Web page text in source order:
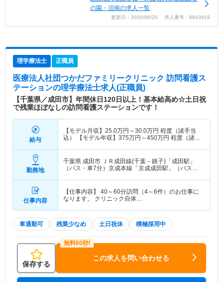
の園・沼南の求人一覧
更新日：2026/06/25 求人番号：9843819
理学療法士 正職員
医療法人社団つかだファミリークリニック 訪問看護ス
テーションの理学療法士求人(正職員)
【千葉県／成田市】年間休日120日以上！基本給高め☆土日祝
で残業ほぼなしの訪問看護ステーションです！
給与
【モデル月収】 25.0万円～30.0万円 程度（諸手当
込） 【モデル年収】 375万円～450万円 程度（諸手
勤務地
千葉県 成田市 ＪＲ成田線(千葉－銚子)「成田駅」
（バス・車7分）京成本線「京成成田駅」（バス・
仕事内容
【仕事内容】 40～60分訪問（4～6件）のお仕事に
なります。 クリニック自体…
車通勤可 残業少なめ 土日祝休 積極採用中
保存する
この求人を問い合わせる